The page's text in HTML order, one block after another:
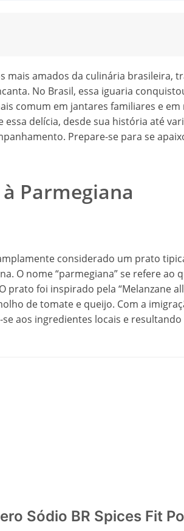
mais amados da culinária brasileira,
No Brasil, essa iguaria
comum em jantares familiares e
delícia, desde sua história até
Prepare-se para se
Parmegiana
considerado um prato
O nome “parmegiana” se refere ao
prato foi inspirado pela “Melanzane
de tomate e queijo. Com a
aos ingredientes locais e
Sódio BR Spices Fit